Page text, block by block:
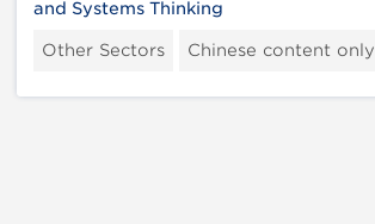
and Systems Thinking
Other Sectors Chinese content only